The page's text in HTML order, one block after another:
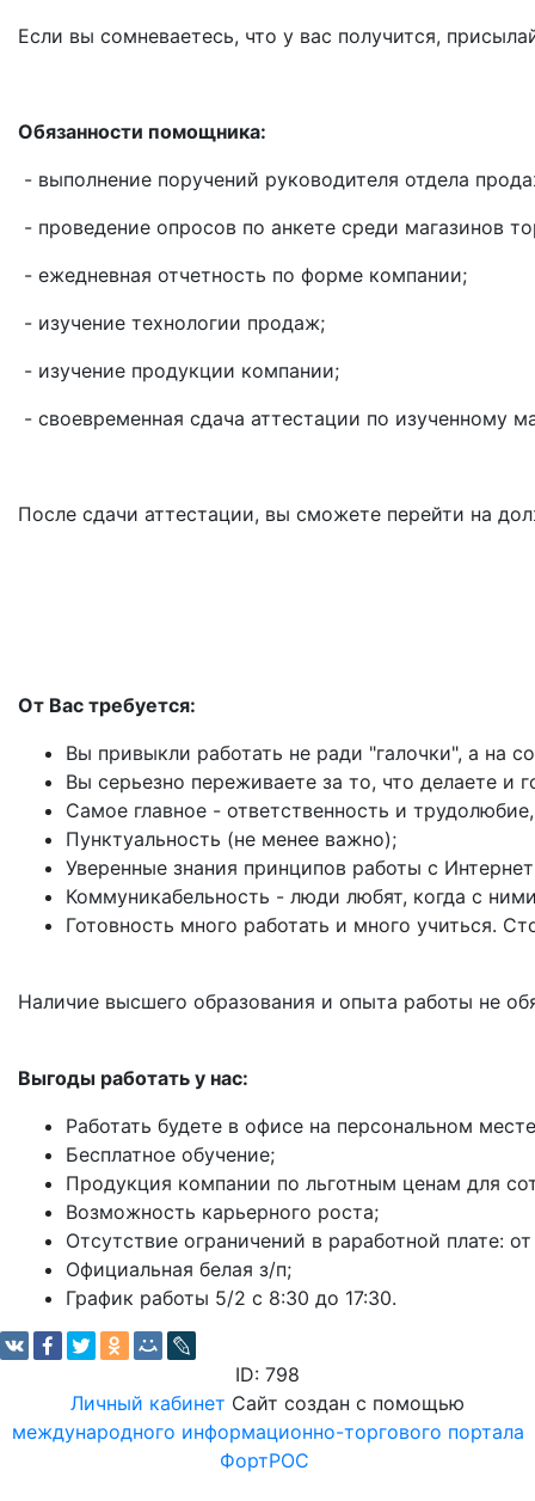
Если вы сомневаетесь, что у вас получится,
Обязанности помощника:
- выполнение поручений руководителя отдела
- проведение опросов по анкете среди магазинов
- ежедневная отчетность по форме компании;
- изучение технологии продаж;
- изучение продукции компании;
- своевременная сдача аттестации по изученному
После сдачи аттестации, вы сможете перейти на
От Вас требуется:
Вы привыкли работать не ради "галочки", а на
Вы серьезно переживаете за то, что делаете и
Самое главное - ответственность и
Пунктуальность (не менее важно);
Уверенные знания принципов работы с
Коммуникабельность - люди любят, когда с
Готовность много работать и много учиться.
Наличие высшего образования и опыта работы не
Выгоды работать у нас:
Работать будете в офисе на персональном
Бесплатное обучение;
Продукция компании по льготным ценам для
Возможность карьерного роста;
Отсутствие ограничений в раработной плате:
Официальная белая з/п;
График работы 5/2 с 8:30 до 17:30.
ID: 798
Личный кабинет Сайт создан с помощью
международного информационно-торгового портала
ФортРОС